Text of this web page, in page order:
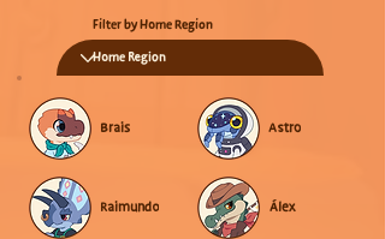
Filter by Home Region
Brais
Raimundo
Astro
Álex